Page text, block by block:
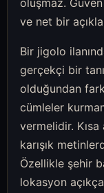
oluşmaz. Güven
ve net bir
Bir jigolo
gerçekçi bir
olduğundan
cümleler
vermelidir.
karışık
Özellikle şehir
lokasyon